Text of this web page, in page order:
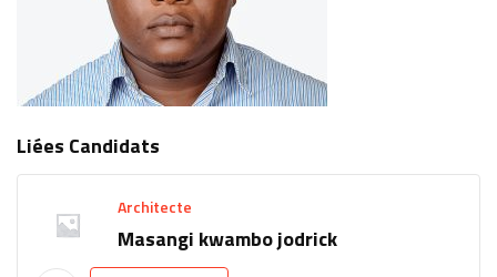
Liées Candidats
Architecte
Masangi kwambo jodrick